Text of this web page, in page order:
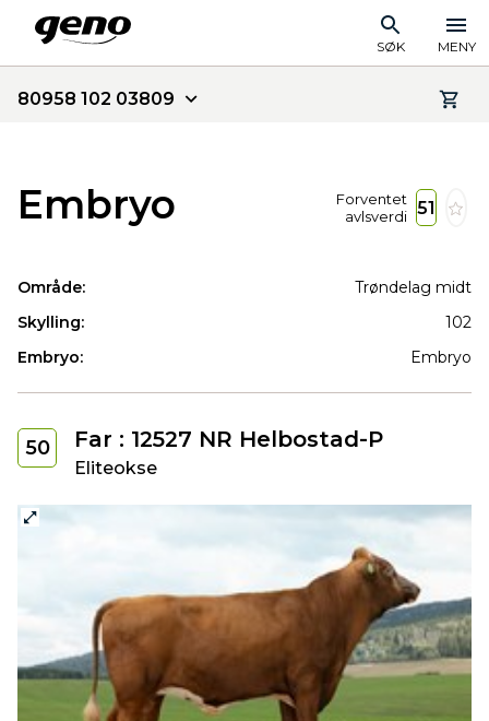
SØK MENY
80958 102 03809
Embryo
Forventet
avlsverdi 51
Område:
Trøndelag midt
Skylling:
102
Embryo:
Embryo
50 Far : 12527 NR Helbostad-P
Eliteokse